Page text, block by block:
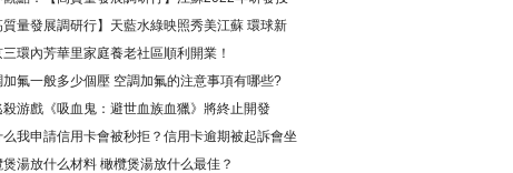
3700億元達到創新型國家和地區中等水平
質量發展調研行】天藍水綠映照秀美江蘇 環球新
三環內芳華里家庭養老社區順利開業！
加氟一般多少個壓 空調加氟的注意事項有哪些?
殺游戲《吸血鬼：避世血族血獵》將終止開發
我申請信用卡會被秒拒？信用卡逾期被起訴會坐
？湯放什么材料 橄欖煲湯放什么最佳？